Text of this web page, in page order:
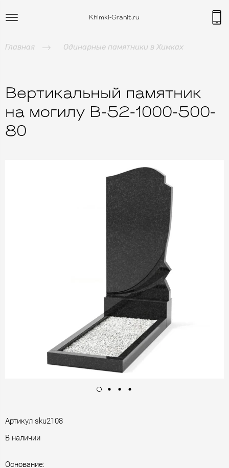
Khimki-Granit.ru
Главная Одинарные памятники в Химках
Вертикальный памятник
на могилу B-52-1000-500-
80
Артикул sku2108
В наличии
Основание: